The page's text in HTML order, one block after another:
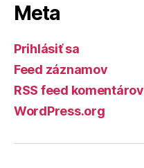
Meta
Prihlásiť sa
Feed záznamov
RSS feed komentárov
WordPress.org